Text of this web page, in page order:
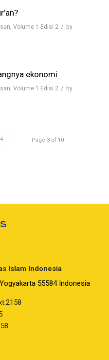
Volume 1 Edisi 2 / by
ekonomi
Volume 1 Edisi 2 / by
Page 3 of 10
4
Islam Indonesia
55584 Indonesia